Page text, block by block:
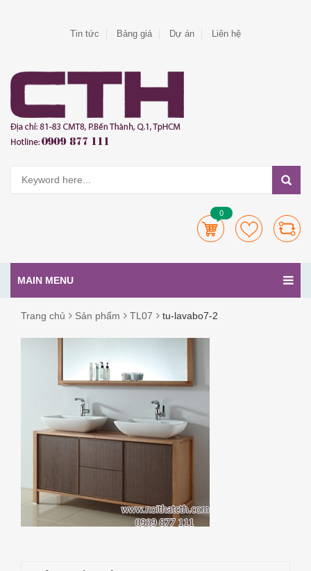
Tin tức Bảng giá Dự án Liên hệ
0
MAIN MENU
Trang chủ Sản phẩm TL07 tu-lavabo7-2
LAVABO7-